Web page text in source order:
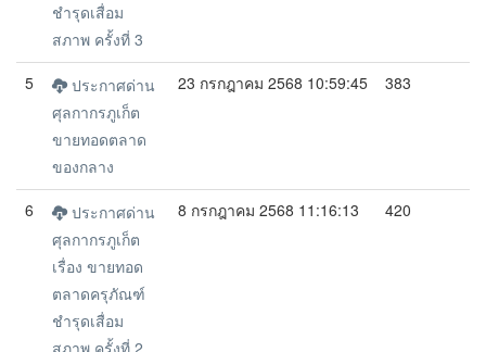
ชำรุดเสื่อม
สภาพ ครั้งที่ 3
5
ประกาศด่าน
ศุลกากรภูเก็ต
ขายทอดตลาด
ของกลาง
23 กรกฎาคม 2568 10:59:45 383
6
ประกาศด่าน
ศุลกากรภูเก็ต
เรื่อง ขายทอด
ตลาดครุภัณฑ์
ชำรุดเสื่อม
สภาพ ครั้งที่ 2
8 กรกฎาคม 2568 11:16:13 420